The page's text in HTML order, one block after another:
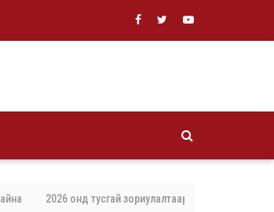
2026 онд тусгай зориулалтаар агнах, барих амьтны